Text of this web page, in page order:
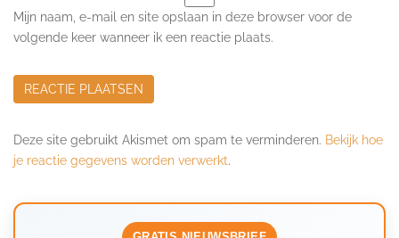
Mijn naam, e-mail en site opslaan in deze browser voor de
volgende keer wanneer ik een reactie plaats.
Deze site gebruikt Akismet om spam te verminderen. Bekijk hoe
je reactie gegevens worden verwerkt.